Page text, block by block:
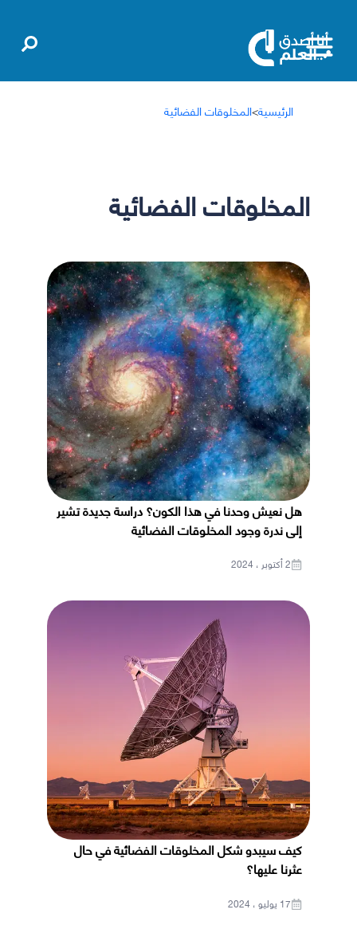
الرئيسية>المخلوقات الفضائية
المخلوقات الفضائية
هل نعيش وحدنا في هذا الكون؟ دراسة جديدة تشير
إلى ندرة وجود المخلوقات الفضائية
2 أكتوبر ، 2024
كيف سيبدو شكل المخلوقات الفضائية في حال
عثرنا عليها؟
17 يوليو ، 2024